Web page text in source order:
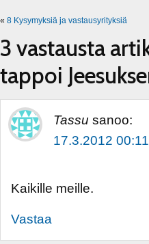
« 8 Kysymyksiä ja vastausyrityksiä
3 vastausta
tappoi
Tassu sanoo:
17.3.2012 00:11
Kaikille meille.
Vastaa